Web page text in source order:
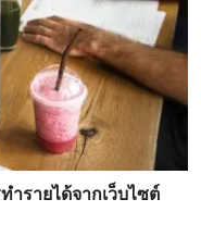
ำรายได้จากเว็บไซต์